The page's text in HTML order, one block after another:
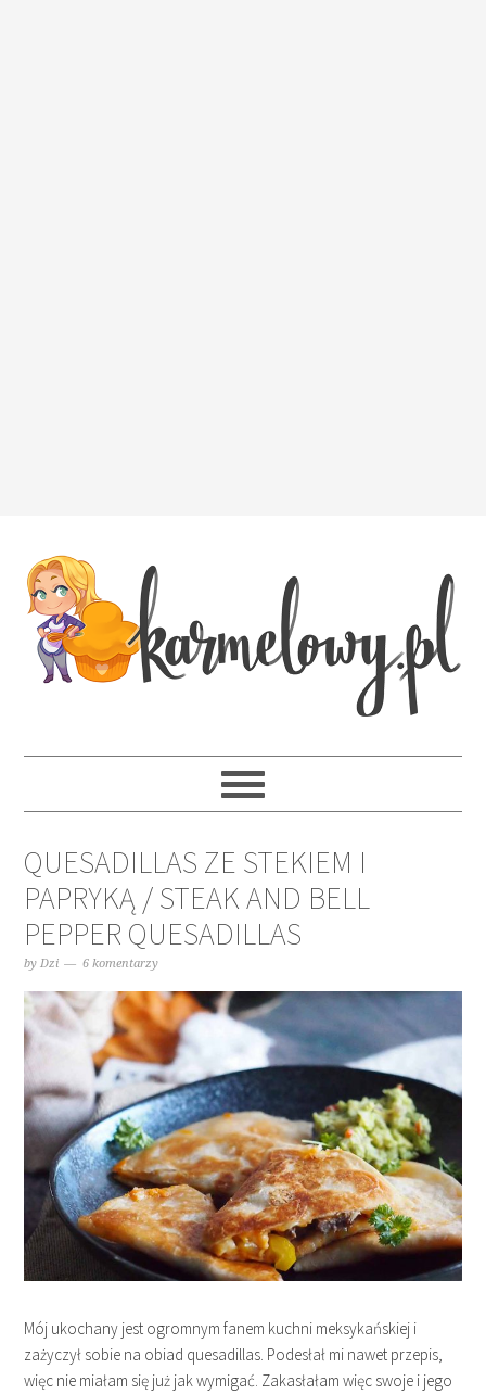
QUESADILLAS ZE STEKIEM I
PAPRYKĄ / STEAK AND BELL
PEPPER QUESADILLAS
byDzi 6 komentarzy
Mój ukochany jest ogromnym fanem kuchni meksykańskiej i
zażyczył sobie na obiad quesadillas. Podesłał mi nawet przepis,
więc nie miałam się już jak wymigać. Zakasłałam więc swoje i jego